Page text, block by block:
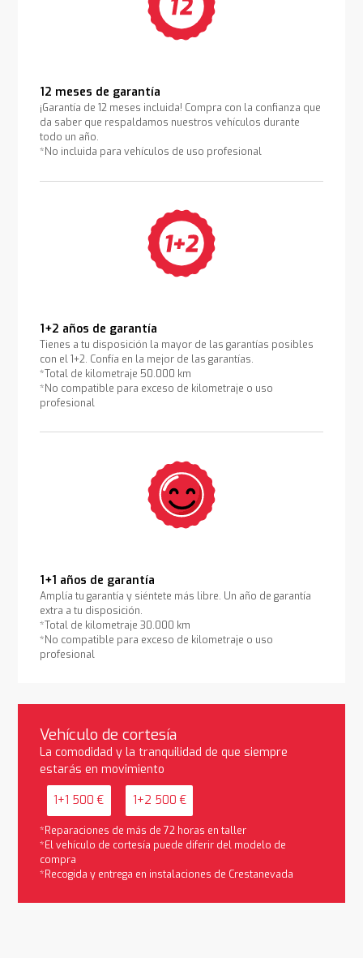
12 meses de garantía
¡Garantía de 12 meses incluida! Compra con la confianza que
da saber que respaldamos nuestros vehículos durante
todo un año.
*No incluida para vehículos de uso profesional
1+2 años de garantía
Tienes a tu disposición la mayor de las garantías posibles
con el 1+2. Confía en la mejor de las garantías.
*Total de kilometraje 50.000 km
*No compatible para exceso de kilometraje o uso
profesional
1+1 años de garantía
Amplía tu garantía y siéntete más libre. Un año de garantía
extra a tu disposición.
*Total de kilometraje 30.000 km
*No compatible para exceso de kilometraje o uso
profesional
Vehículo de cortesía
La comodidad y la tranquilidad de que siempre
estarás en movimiento
1+1 500 € 1+2 500 €
*Reparaciones de más de 72 horas en taller
*El vehículo de cortesía puede diferir del modelo de
compra
*Recogida y entrega en instalaciones de Crestanevada